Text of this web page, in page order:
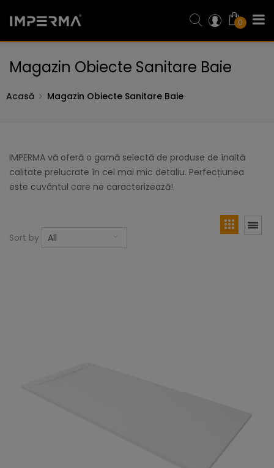
0
Magazin Obiecte Sanitare Baie
Acasă Magazin Obiecte Sanitare Baie
IMPERMA vă oferă o gamă selectă de produse de înaltă
calitate prelucrate în cel mai mic detaliu. Perfecțiunea
este cuvântul care ne caracterizează!
Sort by All